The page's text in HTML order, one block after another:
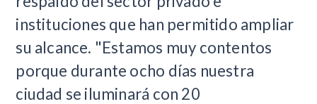
instituciones que han permitido ampliar
su alcance. "Estamos muy contentos
porque durante ocho días nuestra
ciudad se iluminará con 20